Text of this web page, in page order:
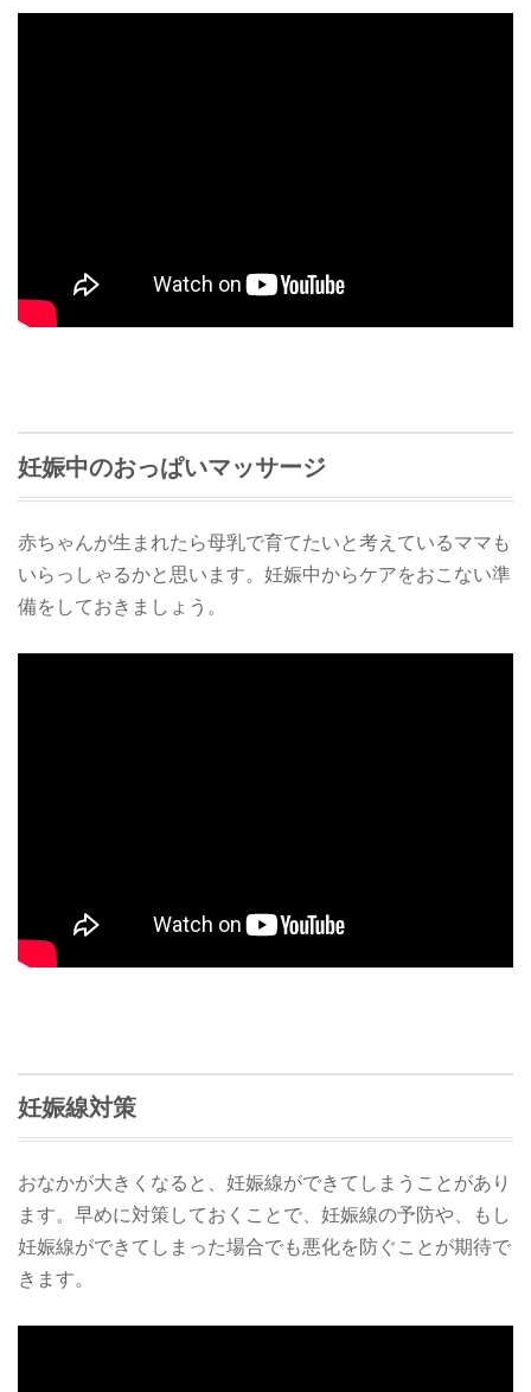
妊娠中のおっぱいマッサージ
赤ちゃんが生まれたら母乳で育てたいと考えているママも
いらっしゃるかと思います。妊娠中からケアをおこない準
備をしておきましょう。
妊娠線対策
おなかが大きくなると、妊娠線ができてしまうことがあり
ます。早めに対策しておくことで、妊娠線の予防や、もし
妊娠線ができてしまった場合でも悪化を防ぐことが期待で
きます。